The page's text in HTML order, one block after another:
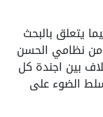
يتعلق بالبحث
من نظامي الحسن
بين اجندة كل
الضوء على